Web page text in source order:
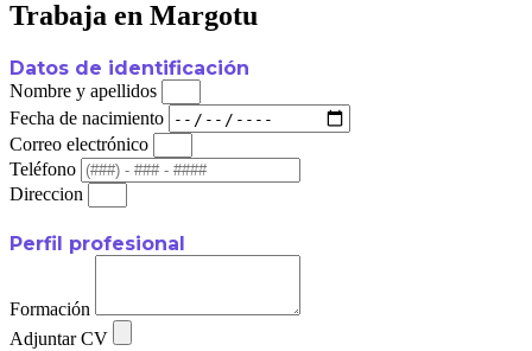
Trabaja en Margotu
Datos de identificación
Nombre y apellidos
Fecha de nacimiento
Correo electrónico
Teléfono
Direccion
Perfil profesional
Formación
Adjuntar CV